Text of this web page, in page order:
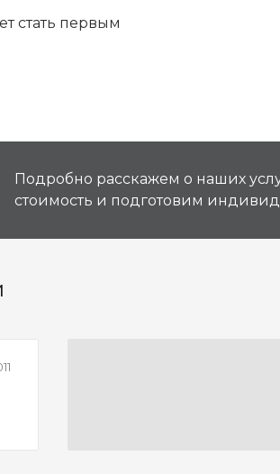
стать первым
Подробно расскажем о наших
стоимость и подготовим